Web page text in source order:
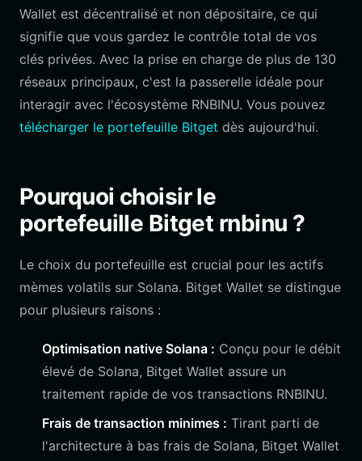
Wallet est décentralisé et non dépositaire, ce qui
signifie que vous gardez le contrôle total de vos
clés privées. Avec la prise en charge de plus de 130
réseaux principaux, c'est la passerelle idéale pour
interagir avec l'écosystème RNBINU. Vous pouvez
télécharger le portefeuille Bitget dès aujourd'hui.
Pourquoi choisir le
portefeuille Bitget rnbinu ?
Le choix du portefeuille est crucial pour les actifs
mèmes volatils sur Solana. Bitget Wallet se distingue
pour plusieurs raisons :
Optimisation native Solana : Conçu pour le débit
élevé de Solana, Bitget Wallet assure un
traitement rapide de vos transactions RNBINU.
Frais de transaction minimes : Tirant parti de
l'architecture à bas frais de Solana, Bitget Wallet